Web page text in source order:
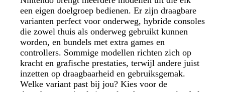
een eigen doelgroep bedienen. Er zijn draagbare
varianten perfect voor onderweg, hybride consoles
die zowel thuis als onderweg gebruikt kunnen
worden, en bundels met extra games en
controllers. Sommige modellen richten zich op
kracht en grafische prestaties, terwijl andere juist
inzetten op draagbaarheid en gebruiksgemak.
Welke variant past bij jou? Kies voor de